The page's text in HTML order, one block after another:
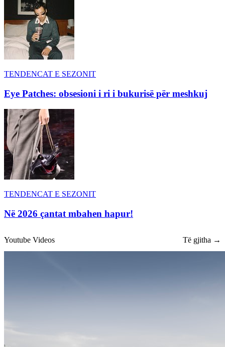
TENDENCAT E SEZONIT
Eye Patches: obsesioni i ri i bukurisë për meshkuj
TENDENCAT E SEZONIT
Në 2026 çantat mbahen hapur!
Youtube Videos Të gjitha →